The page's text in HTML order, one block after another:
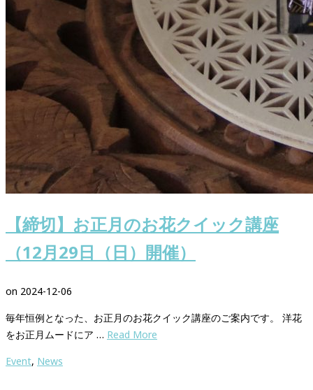
【締切】お正月のお花クイック講座
（12月29日（日）開催）
on 2024-12-06
毎年恒例となった、お正月のお花クイック講座のご案内です。 洋花
をお正月ムードにア … Read More
Event, News